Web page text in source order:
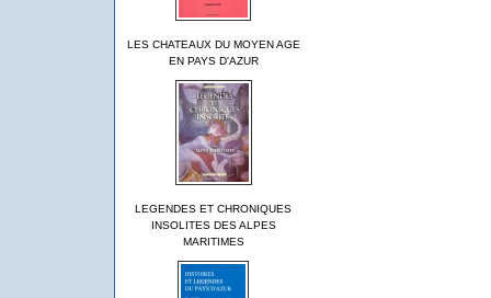
LES CHATEAUX DU MOYEN AGE
EN PAYS D'AZUR
LEGENDES ET CHRONIQUES
INSOLITES DES ALPES
MARITIMES